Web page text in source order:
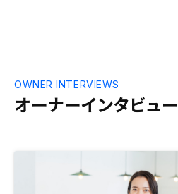
オーナーインタビュー
OWNER INTERVIEWS